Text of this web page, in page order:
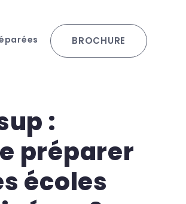
BROCHURE
:
préparer
écoles